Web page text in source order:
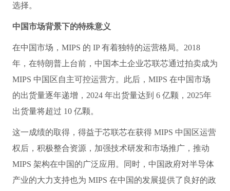
选择。
中国市场背景下的特殊意义
在中国市场，MIPS 的 IP 有着独特的运营格局。2018
年，在特朗普上台前，中国本土企业芯联芯通过拍卖成为
MIPS 中国区自主可控运营方。此后，MIPS 在中国市场
的出货量逐年递增，2024 年出货量达到 6 亿颗，2025年
出货量将超过 10 亿颗。
这一成绩的取得，得益于芯联芯在获得 MIPS 中国区运营
权后，积极整合资源，加强技术研发和市场推广，推动
MIPS 架构在中国的广泛应用。同时，中国政府对半导体
产业的大力支持也为 MIPS 在中国的发展提供了良好的政